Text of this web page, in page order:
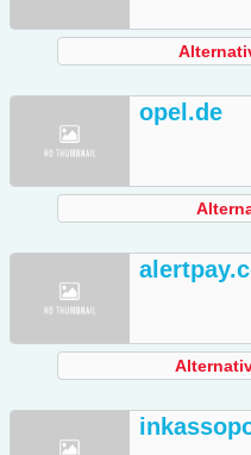
opel.de